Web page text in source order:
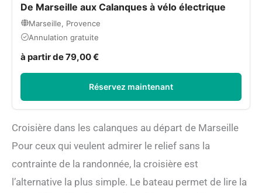
De Marseille aux Calanques à vélo électrique
Marseille, Provence
Annulation gratuite
à partir de 79,00 €
Réservez maintenant
Croisière dans les calanques au départ de Marseille
Pour ceux qui veulent admirer le relief sans la
contrainte de la randonnée, la croisière est
l’alternative la plus simple. Le bateau permet de lire la